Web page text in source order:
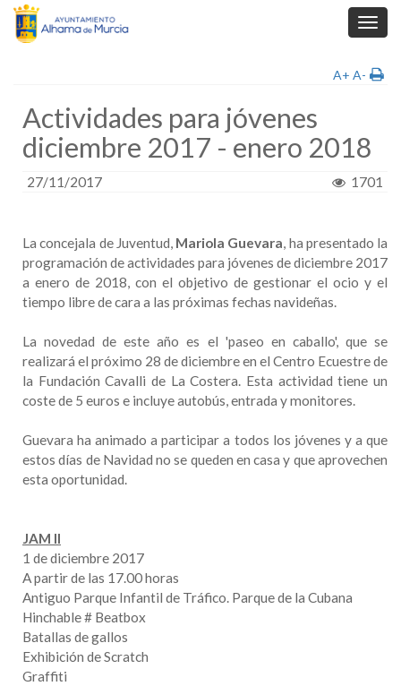
A+ A-
Actividades para jóvenes
diciembre 2017 - enero 2018
27/11/2017 1701
La concejala de Juventud, Mariola Guevara, ha presentado la
programación de actividades para jóvenes de diciembre 2017
a enero de 2018, con el objetivo de gestionar el ocio y el
tiempo libre de cara a las próximas fechas navideñas.
La novedad de este año es el 'paseo en caballo', que se
realizará el próximo 28 de diciembre en el Centro Ecuestre de
la Fundación Cavalli de La Costera. Esta actividad tiene un
coste de 5 euros e incluye autobús, entrada y monitores.
Guevara ha animado a participar a todos los jóvenes y a que
estos días de Navidad no se queden en casa y que aprovechen
esta oportunidad.
JAM II
1 de diciembre 2017
A partir de las 17.00 horas
Antiguo Parque Infantil de Tráfico. Parque de la Cubana
Hinchable # Beatbox
Batallas de gallos
Exhibición de Scratch
Graffiti